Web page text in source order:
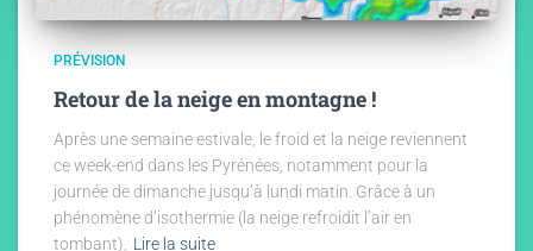
PRÉVISION
Retour de la neige en montagne !
Après une semaine estivale, le froid et la neige reviennent
ce week-end dans les Pyrénées, notamment pour la
journée de dimanche jusqu’à lundi matin. Grâce à un
phénomène d’isothermie (la neige refroidit l’air en
tombant),
Lire la suite